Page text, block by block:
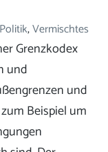
Politik, Vermischtes
Grenzkodex
und
und
Beispiel um